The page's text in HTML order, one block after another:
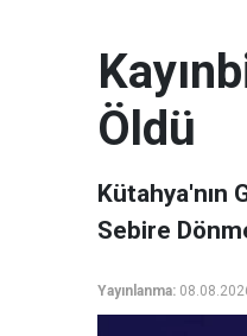
Öldü
Kütahya'nın
Sebire
Yayınlanma: